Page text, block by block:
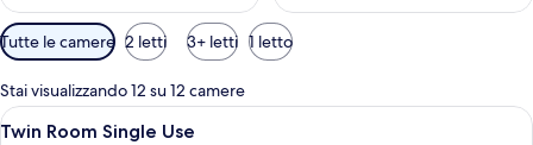
Filtri
disponibili
per
le
camere
Tutte le camere 2 letti 3+ letti 1 letto
Stai visualizzando 12 su 12 camere
Apri
Una cassaforte in camera, una
4
Twin Room Single Use